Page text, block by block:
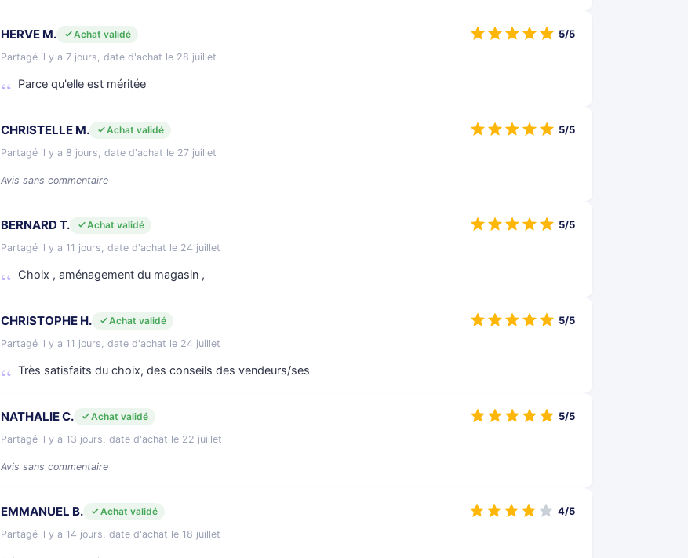
HERVE M.
Achat validé
Partagé il y a 7 jours, date d'achat le 28 juillet
Parce qu'elle est méritée
5/5
CHRISTELLE M.
Achat validé
Partagé il y a 8 jours, date d'achat le 27 juillet
Avis sans commentaire
5/5
BERNARD T.
Achat validé
Partagé il y a 11 jours, date d'achat le 24 juillet
Choix , aménagement du magasin ,
5/5
CHRISTOPHE H.
Achat validé
Partagé il y a 11 jours, date d'achat le 24 juillet
Très satisfaits du choix, des conseils des vendeurs/ses
5/5
NATHALIE C.
Achat validé
Partagé il y a 13 jours, date d'achat le 22 juillet
Avis sans commentaire
5/5
EMMANUEL B.
Achat validé
Partagé il y a 14 jours, date d'achat le 18 juillet
4/5